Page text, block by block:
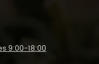
9:00-18:00